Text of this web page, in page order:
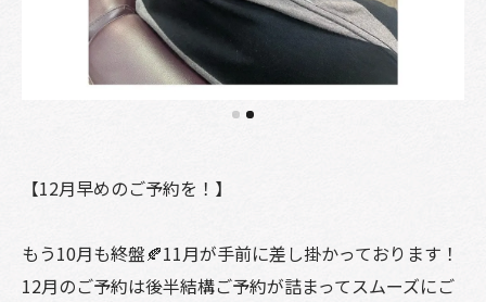
【12月早めのご予約を！】
もう10月も終盤🍂11月が手前に差し掛かっております！
12月のご予約は後半結構ご予約が詰まってスムーズにご